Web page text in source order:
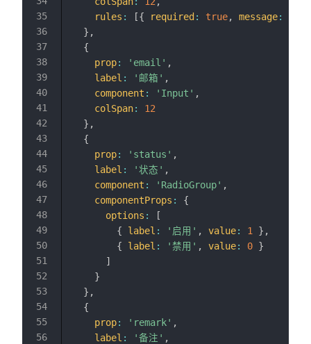
rules : [{ required : true, message:
} ,
{
prop: 'email' ,
label : '邮箱' ,
component : 'Input' ,
colSpan:
12
} ,
{
prop: 'status' ,
label : '状态' ,
component : 'RadioGroup' ,
componentProps :
{
options :
[
{
label : '启用' , value: 1 } ,
{
label : '禁用' , value: 0 }
]
}
} ,
{
prop: 'remark' ,
label : '备注' ,